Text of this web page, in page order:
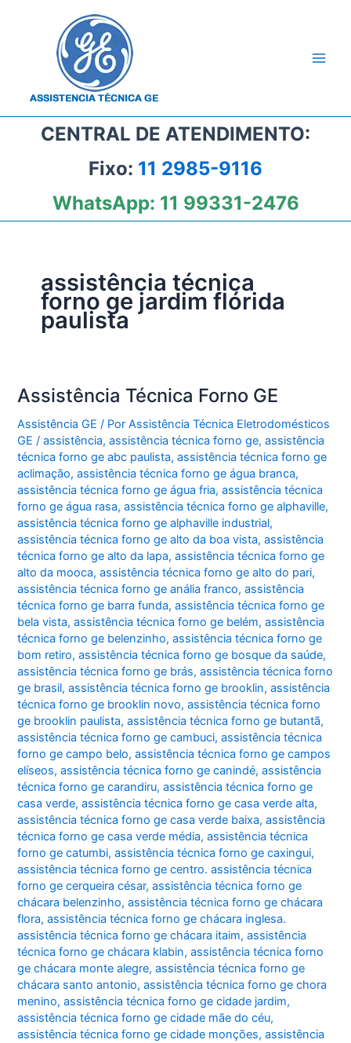
CENTRAL DE ATENDIMENTO:
Fixo: 11 2985-9116
WhatsApp: 11 99331-2476
assistência técnica
forno ge jardim flórida
paulista
Assistência Técnica Forno GE
Assistência GE / PorAssistência Técnica Eletrodomésticos
GE/assistência,assistência técnica forno ge,assistência
técnica forno ge abc paulista,assistência técnica forno ge
aclimação,assistência técnica forno ge água branca,
assistência técnica forno ge água fria,assistência técnica
forno ge água rasa,assistência técnica forno ge alphaville,
assistência técnica forno ge alphaville industrial,
assistência técnica forno ge alto da boa vista,assistência
técnica forno ge alto da lapa,assistência técnica forno ge
alto da mooca,assistência técnica forno ge alto do pari,
assistência técnica forno ge anália franco,assistência
técnica forno ge barra funda,assistência técnica forno ge
bela vista,assistência técnica forno ge belém,assistência
técnica forno ge belenzinho,assistência técnica forno ge
bom retiro,assistência técnica forno ge bosque da saúde,
assistência técnica forno ge brás,assistência técnica forno
ge brasil,assistência técnica forno ge brooklin,assistência
técnica forno ge brooklin novo,assistência técnica forno
ge brooklin paulista,assistência técnica forno ge butantã,
assistência técnica forno ge cambuci,assistência técnica
forno ge campo belo,assistência técnica forno ge campos
elíseos,assistência técnica forno ge canindé,assistência
técnica forno ge carandiru,assistência técnica forno ge
casa verde,assistência técnica forno ge casa verde alta,
assistência técnica forno ge casa verde baixa,assistência
técnica forno ge casa verde média,assistência técnica
forno ge catumbi,assistência técnica forno ge caxingui,
assistência técnica forno ge centro. assistência técnica
forno ge cerqueira césar,assistência técnica forno ge
chácara belenzinho,assistência técnica forno ge chácara
flora,assistência técnica forno ge chácara inglesa.
assistência técnica forno ge chácara itaim,assistência
técnica forno ge chácara klabin,assistência técnica forno
ge chácara monte alegre,assistência técnica forno ge
chácara santo antonio,assistência técnica forno ge chora
menino,assistência técnica forno ge cidade jardim,
assistência técnica forno ge cidade mãe do céu,
assistência técnica forno ge cidade monções,assistência